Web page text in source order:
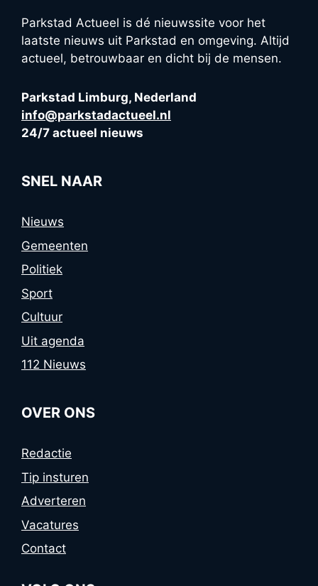
Parkstad Actueel is dé nieuwssite voor het
laatste nieuws uit Parkstad en omgeving. Altijd
actueel, betrouwbaar en dicht bij de mensen.
Parkstad Limburg, Nederland
info@parkstadactueel.nl
24/7 actueel nieuws
SNEL NAAR
Nieuws
Gemeenten
Politiek
Sport
Cultuur
Uit agenda
112 Nieuws
OVER ONS
Redactie
Tip insturen
Adverteren
Vacatures
Contact